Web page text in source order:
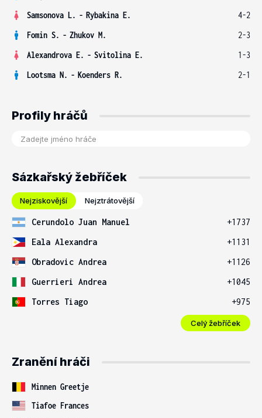
Samsonova L. - Rybakina E.
4-2
Fomin S. - Zhukov M.
2-3
Alexandrova E. - Svitolina E.
1-3
Lootsma N. - Koenders R. 2-1
Profily hráčů
Sázkařský žebříček
Nejziskovější Nejztrátovější
Cerundolo Juan Manuel
+1737
Eala Alexandra
+1131
Obradovic Andrea
+1126
Guerrieri Andrea
+1045
Torres Tiago
+975
Celý žebříček
Zranění hráči
Minnen Greetje
Tiafoe Frances